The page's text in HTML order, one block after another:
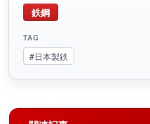
鉄鋼
TAG
#日本製鉄